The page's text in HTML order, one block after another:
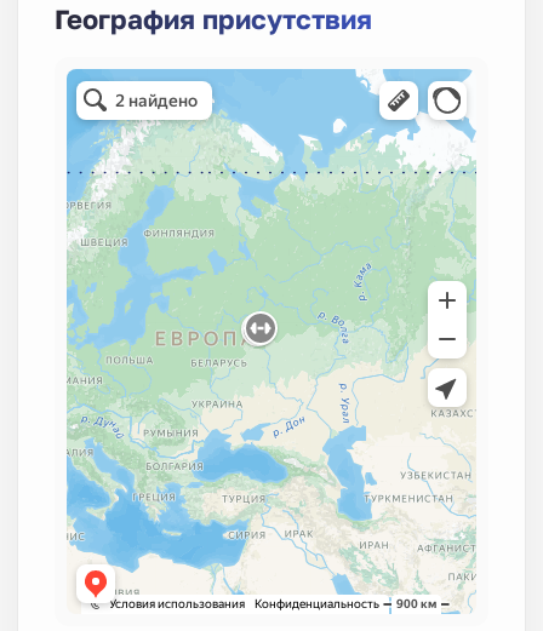
География присутствия